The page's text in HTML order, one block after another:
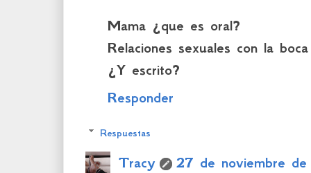
Mama ¿que es oral?
Relaciones sexuales con la boca
¿Y escrito?
Responder
Respuestas
Tracy
27 de noviembre